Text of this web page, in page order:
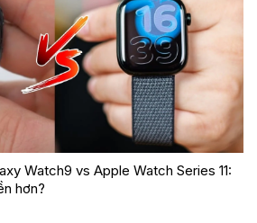
Watch9 vs Apple Watch Series 11:
hơn?